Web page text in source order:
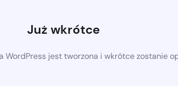
Już wkrótce
WordPress jest tworzona i wkrótce zostanie